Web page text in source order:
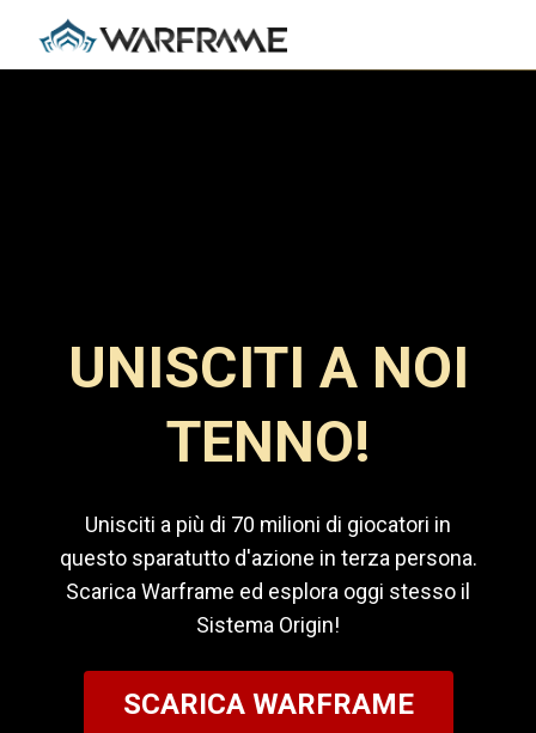
UNISCITI A NOI
TENNO!
Unisciti a più di 70 milioni di giocatori in
questo sparatutto d'azione in terza persona.
Scarica Warframe ed esplora oggi stesso il
Sistema Origin!
SCARICA WARFRAME